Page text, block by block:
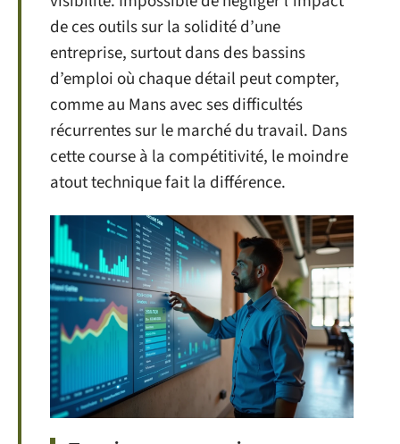
de ces outils sur la solidité d’une
entreprise, surtout dans des bassins
d’emploi où chaque détail peut compter,
comme au Mans avec ses difficultés
récurrentes sur le marché du travail. Dans
cette course à la compétitivité, le moindre
atout technique fait la différence.